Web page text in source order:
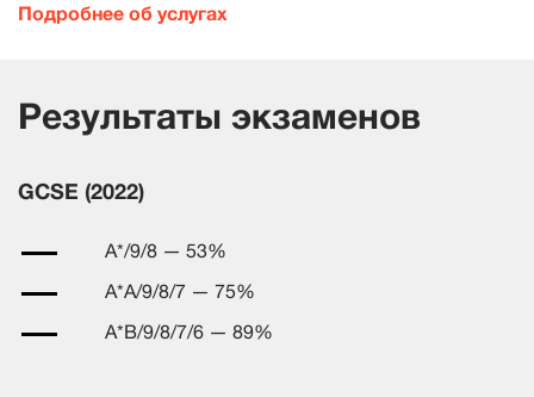
Подробнее об услугах
Результаты экзаменов
GCSE (2022)
A*/9/8 — 53%
A*A/9/8/7 — 75%
A*B/9/8/7/6 — 89%